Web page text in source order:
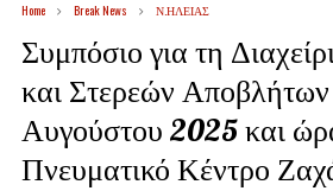
Home Break News Ν.ΗΛΕΙΑΣ
Συμπόσιο για τη
και Στερεών
Αυγούστου 2025 και
Πνευματικό Κέντρο